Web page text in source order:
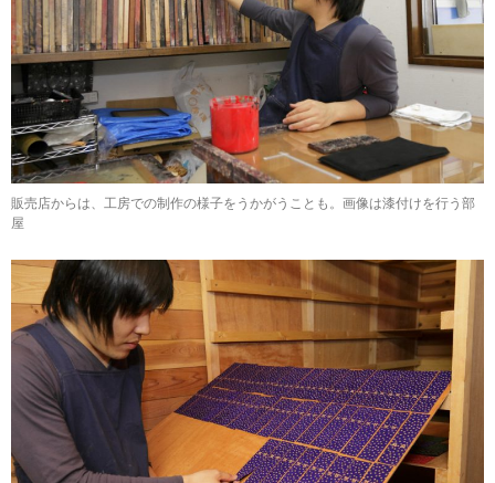
販売店からは、工房での制作の様子をうかがうことも。画像は漆付けを行う部
屋